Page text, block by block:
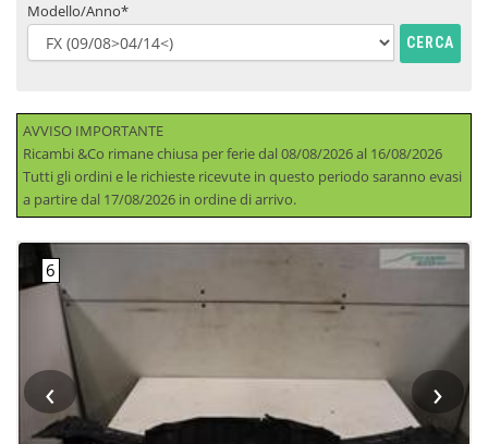
Modello/Anno*
CERCA
AVVISO IMPORTANTE
Ricambi &Co rimane chiusa per ferie dal 08/08/2026 al 16/08/2026
Tutti gli ordini e le richieste ricevute in questo periodo saranno evasi
a partire dal 17/08/2026 in ordine di arrivo.
‹ ›